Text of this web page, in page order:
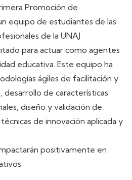
Promoción de
equipo de estudiantes de las
de la UNAJ
para actuar como agentes
educativa. Este equipo ha
ágiles de facilitación y
desarrollo de características
diseño y validación de
de innovación aplicada y
positivamente en